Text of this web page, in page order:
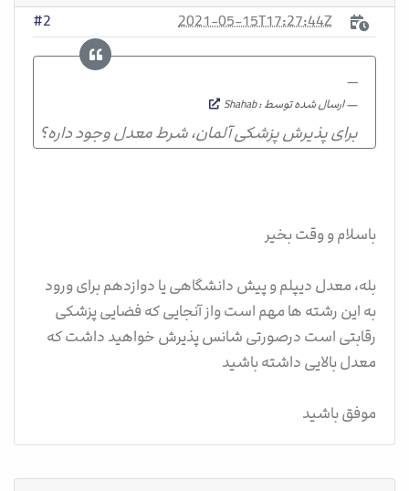
2021-05-15T17:27:44Z
#2
ارسال شده توسط : Shahab
برای پذیرش پزشکی آلمان، شرط معدل وجود داره؟
باسلام و وقت بخیر
بله، معدل دیپلم و پیش دانشگاهی یا دوازدهم برای ورود
به این رشته ها مهم است واز آنجایی که فضایی پزشکی
رقابتی است درصورتی شانس پذیرش خواهید داشت که
معدل بالایی داشته باشید
موفق باشید